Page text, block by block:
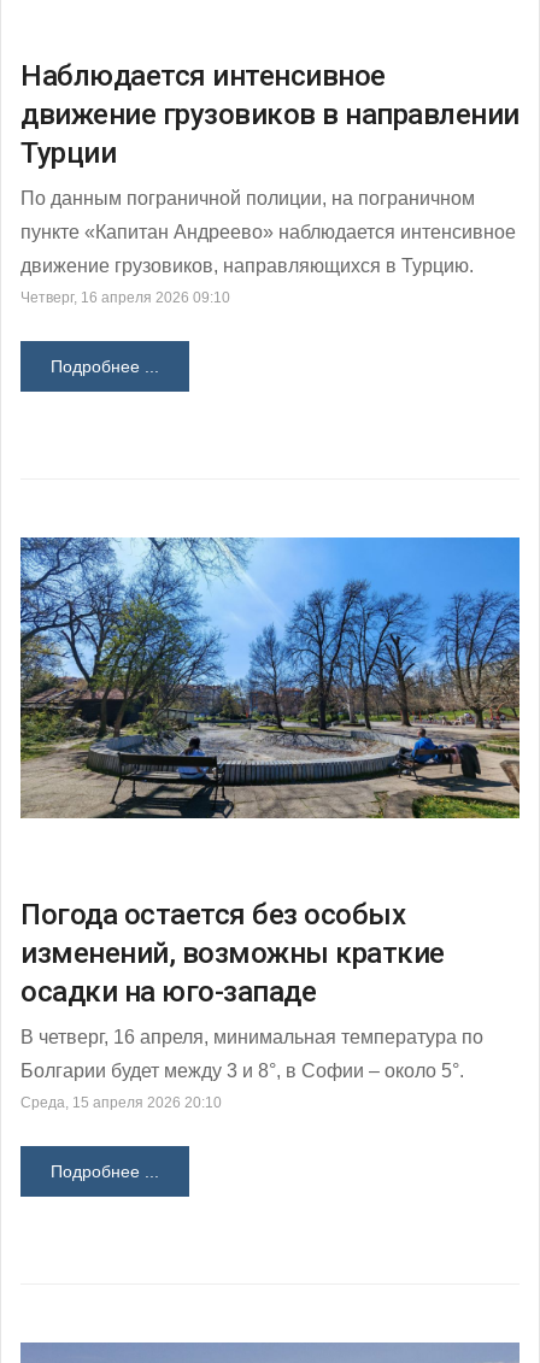
Наблюдается интенсивное
движение грузовиков в направлении
Турции
По данным пограничной полиции, на пограничном
пункте «Капитан Андреево» наблюдается интенсивное
движение грузовиков, направляющихся в Турцию.
Четверг, 16 апреля 2026 09:10
Подробнее ...
Погода остается без особых
изменений, возможны краткие
осадки на юго-западе
В четверг, 16 апреля, минимальная температура по
Болгарии будет между 3 и 8°, в Софии – около 5°.
Среда, 15 апреля 2026 20:10
Подробнее ...